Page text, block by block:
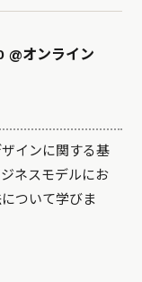
@オンライン
インに関する基
ネスモデルにお
ついて学びま